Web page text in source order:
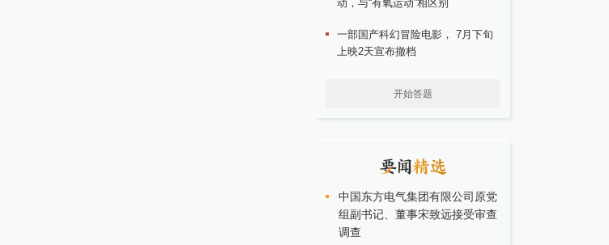
动，与“有氧运动”相区别
一部国产科幻冒险电影， 7月下旬
上映2天宣布撤档
开始答题
中国东方电气集团有限公司原党
组副书记、董事宋致远接受审查
调查